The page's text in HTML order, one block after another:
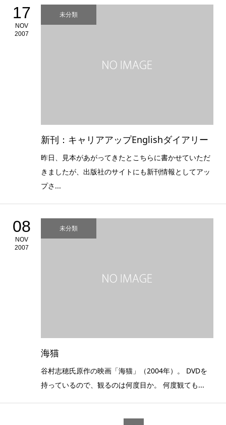
17
NOV
2007
未分類
新刊：キャリアアップEnglishダイアリー
昨日、見本があがってきたとこちらに書かせていただ
きましたが、出版社のサイトにも新刊情報としてアッ
プさ...
08
NOV
2007
未分類
海猫
谷村志穂氏原作の映画「海猫」（2004年）。 DVDを
持っているので、観るのは何度目か。 何度観ても...